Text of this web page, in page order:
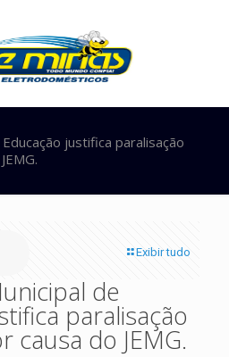
justifica paralisação
Exibir tudo
de
paralisação
causa do JEMG.